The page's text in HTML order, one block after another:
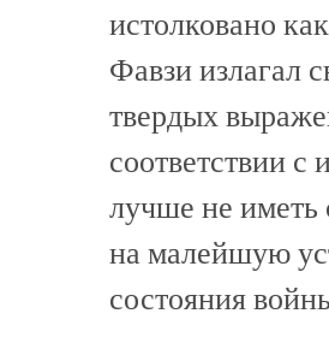
истолковано
Фавзи излагал
твердых
соответствии
лучше не иметь
на малейшую
состояния